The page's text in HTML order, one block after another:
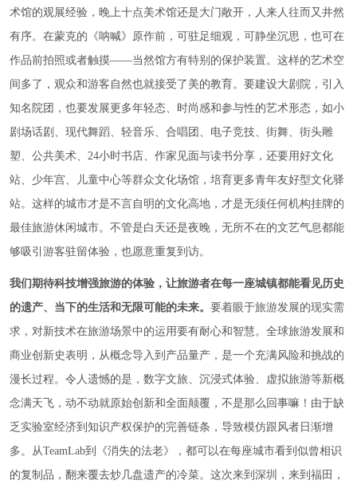
术馆的观展经验，晚上十点美术馆还是大门敞开，人来人往而又井然
有序。在蒙克的《呐喊》原作前，可驻足细观，可静坐沉思，也可在
作品前拍照或者触摸——当然馆方有特别的保护装置。这样的艺术空
间多了，观众和游客自然也就接受了美的教育。要建设大剧院，引入
知名院团，也要发展更多年轻态、时尚感和参与性的艺术形态，如小
剧场话剧、现代舞蹈、轻音乐、合唱团、电子竞技、街舞、街头雕
塑、公共美术、24小时书店、作家见面与读书分享，还要用好文化
站、少年宫、儿童中心等群众文化场馆，培育更多青年友好型文化驿
站。这样的城市才是不言自明的文化高地，才是无须任何机构挂牌的
最佳旅游休闲城市。不管是白天还是夜晚，无所不在的文艺气息都能
够吸引游客驻留体验，也愿意重复到访。
我们期待科技增强旅游的体验，让旅游者在每一座城镇都能看见历史
的遗产、当下的生活和无限可能的未来。 要着眼于旅游发展的现实需
求，对新技术在旅游场景中的运用要有耐心和智慧。全球旅游发展和
商业创新史表明，从概念导入到产品量产，是一个充满风险和挑战的
漫长过程。令人遗憾的是，数字文旅、沉浸式体验、虚拟旅游等新概
念满天飞，动不动就原始创新和全面颠覆，不是那么回事嘛！由于缺
乏实验室经济到知识产权保护的完善链条，导致模仿跟风者日渐增
多。从TeamLab到《消失的法老》，都可以在每座城市看到似曾相识
的复制品，翻来覆去炒几盘遗产的冷菜。这次来到深圳，来到福田，